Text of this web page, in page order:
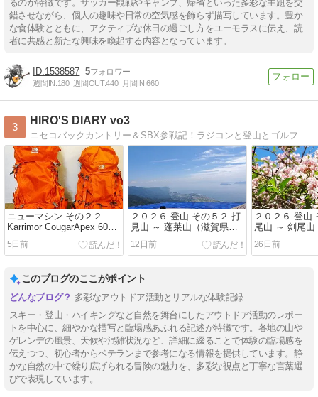
るのが特徴です。サッカー観戦やキャンプ、帰省といった多彩な主題を交
錯させながら、個人の趣味や日常の空気感を飾らず描写しています。豊か
な食体験とともに、アクティブな休日の過ごし方をユーモラスに伝え、読
者に共感と新たな興味を喚起する内容となっています。
1538587 5
週間IN:180 週間OUT:440 月間IN:660
3
HIRO'S DIARY vo3
ニセコバックカントリー＆SBX参戦記！ラジコンと登山とゴルフも？
ニューマシン その２２
Karrimor CougarApex 60＋
（クーガエイペックス６
０）
5日前
２０２６ 登山 その５２ 打
見山 ～ 蓬莱山（滋賀県）
12日前
２０２６ 登山
尾山 ～ 剣尾山
（大阪府）
26日前
このブログのここがポイント
多彩なアウトドア活動とリアルな体験記録
スキー・登山・ハイキングなど自然を舞台にしたアウトドア活動のレポー
トを中心に、細やかな描写と臨場感あふれる記述が特徴です。各地の山や
ゲレンデの風景、天候や混雑状況など、詳細に綴ることで体験の臨場感を
伝えつつ、初心者からベテランまで参考になる情報を提供しています。静
かな自然の中で繰り広げられる冒険の魅力を、多彩な視点と丁寧な言葉選
びで表現しています。